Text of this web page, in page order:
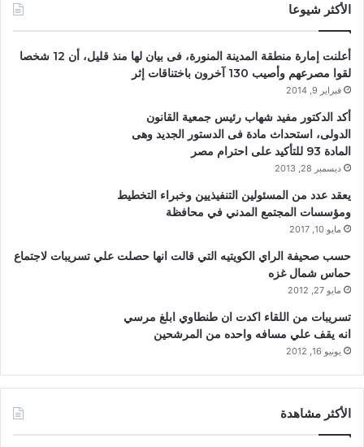
الأكثر شيوعا
أعلنت إمارة منطقة المدينة المنورة، فى بيان لها منذ قليل، أن 12 شخصا
لقوا مصرعهم وأصيب 130 آخرون باختناقات إثر
فبراير 9, 2014
أكد الدكتور مفيد شهاب رئيس جمعية القانون
الدولى، استحداث مادة فى الدستور الجديد وهى
المادة 93 للتأكيد على احترام مصر
ديسمبر 28, 2013
يعقد عدد من المسئولين التنفيذيين وخبراء التخطيط
ومؤسسات المجتمع المدني في محافظة
مايو 10, 2017
حسب صحيفة الراي الكويتيه التي قالت انها حصلت علي تسريبات لاجتماع
حماس شمال غزه
مايو 27, 2012
تسريبات من اللقاء اكدت ان طنطاوي ابلغ مرسي
انه يقف علي مسافه واحده من المرشحين
يونيو 16, 2012
الأكثر مشاهدة